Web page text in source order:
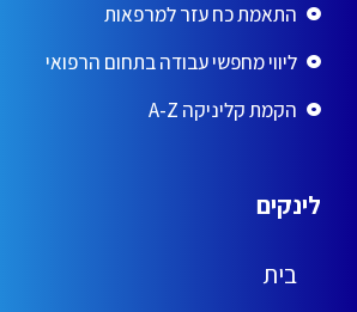
התאמת כח עזר למרפאות
ליווי מחפשי עבודה בתחום הרפואי
הקמת קליניקה A-Z
לינקים
בית